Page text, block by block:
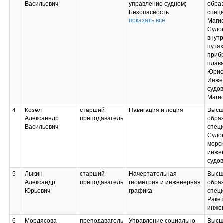
Васильевич
управление судном;
Безопасность
судоходства на
показать все
4
Козел
Алексаендр
Васильевич
старший
преподаватель
Навигация и лоция
5
Лыкин
Александр
Юрьевич
старший
преподаватель
Начертательная
геометрия и инженерная
графика
6
Мордясова
преподаватель
Управление социально-